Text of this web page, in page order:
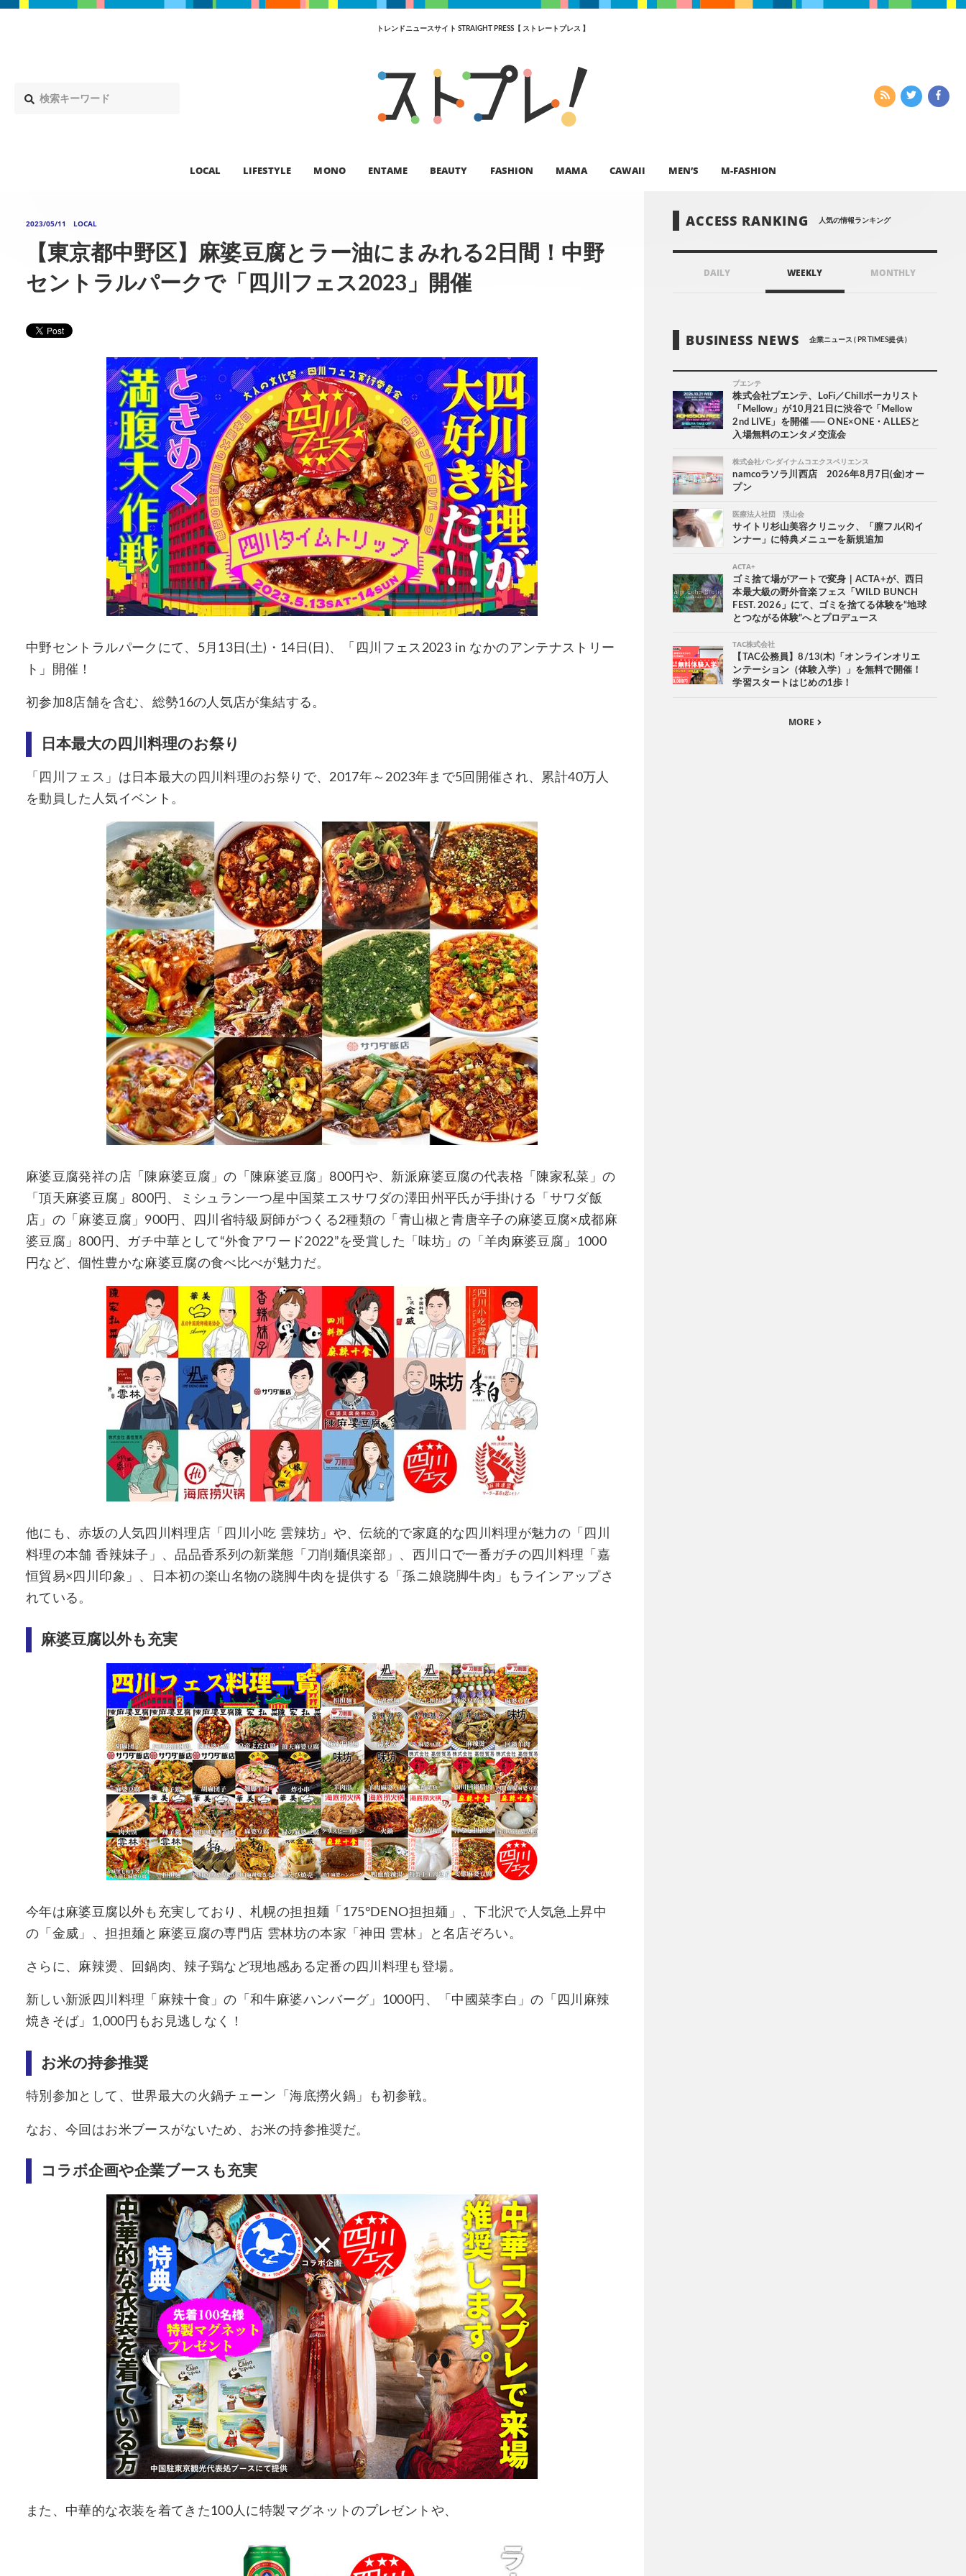
トレンドニュースサイト STRAIGHT PRESS【 ストレートプレス 】
LOCAL LIFESTYLE MONO ENTAME BEAUTY FASHION MAMA CAWAII MEN’S M-FASHION
2023/05/11 LOCAL
【東京都中野区】麻婆豆腐とラー油にまみれる2日間！中野
セントラルパークで「四川フェス2023」開催
中野セントラルパークにて、5月13日(土)・14日(日)、「四川フェス2023 in なかのアンテナストリー
ト」開催！
初参加8店舗を含む、総勢16の人気店が集結する。
日本最大の四川料理のお祭り
「四川フェス」は日本最大の四川料理のお祭りで、2017年～2023年まで5回開催され、累計40万人
を動員した人気イベント。
麻婆豆腐発祥の店「陳麻婆豆腐」の「陳麻婆豆腐」800円や、新派麻婆豆腐の代表格「陳家私菜」の
「頂天麻婆豆腐」800円、ミシュラン一つ星中国菜エスサワダの澤田州平氏が手掛ける「サワダ飯
店」の「麻婆豆腐」900円、四川省特級厨師がつくる2種類の「青山椒と青唐辛子の麻婆豆腐×成都麻
婆豆腐」800円、ガチ中華として“外食アワード2022”を受賞した「味坊」の「羊肉麻婆豆腐」1000
円など、個性豊かな麻婆豆腐の食べ比べが魅力だ。
他にも、赤坂の人気四川料理店「四川小吃 雲辣坊」や、伝統的で家庭的な四川料理が魅力の「四川
料理の本舗 香辣妹子」、品品香系列の新業態「刀削麺倶楽部」、西川口で一番ガチの四川料理「嘉
恒貿易×四川印象」、日本初の楽山名物の跷脚牛肉を提供する「孫ニ娘跷脚牛肉」もラインアップさ
れている。
麻婆豆腐以外も充実
今年は麻婆豆腐以外も充実しており、札幌の担担麺「175°DENO担担麺」、下北沢で人気急上昇中
の「金威」、担担麺と麻婆豆腐の専門店 雲林坊の本家「神田 雲林」と名店ぞろい。
さらに、麻辣燙、回鍋肉、辣子鶏など現地感ある定番の四川料理も登場。
新しい新派四川料理「麻辣十食」の「和牛麻婆ハンバーグ」1000円、「中國菜李白」の「四川麻辣
焼きそば」1,000円もお見逃しなく！
お米の持参推奨
特別参加として、世界最大の火鍋チェーン「海底撈火鍋」も初参戦。
なお、今回はお米ブースがないため、お米の持参推奨だ。
コラボ企画や企業ブースも充実
また、中華的な衣装を着てきた100人に特製マグネットのプレゼントや、
ACCESS RANKING 人気の情報ランキング
DAILY WEEKLY MONTHLY
BUSINESS NEWS 企業ニュース ( PR TIMES提供 )
プエンテ
株式会社プエンテ、LoFi／Chillボーカリスト
「Mellow」が10月21日に渋谷で「Mellow
2nd LIVE」を開催 ── ONE×ONE・ALLESと
入場無料のエンタメ交流会
株式会社バンダイナムコエクスペリエンス
namcoラソラ川西店 2026年8月7日(金)オー
プン
医療法人社団 渓山会
サイトリ杉山美容クリニック、「膣フル(R)イ
ンナー」に特典メニューを新規追加
ACTA+
ゴミ捨て場がアートで変身｜ACTA+が、西日
本最大級の野外音楽フェス「WILD BUNCH
FEST. 2026」にて、ゴミを捨てる体験を“地球
とつながる体験”へとプロデュース
TAC株式会社
【TAC公務員】8/13(木)「オンラインオリエ
ンテーション（体験入学）」を無料で開催！
学習スタートはじめの1歩！
MORE